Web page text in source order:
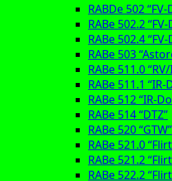
RABDe 502
RABe 502.2
RABe 502.4
RABe 503
RABe 511.0
RABe 511.1 “IR-
RABe 512 “IR-
RABe 514 “DTZ”
RABe 520 “GTW”
RABe 521.0
RABe 521.2
RABe 522.2